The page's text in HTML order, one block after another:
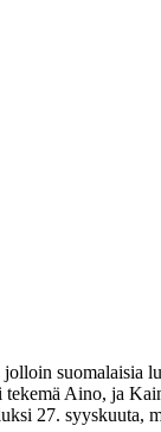
suomalaisia
Aino, ja
27. syyskuuta,